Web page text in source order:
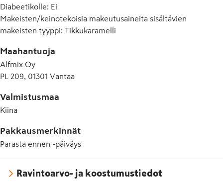
Diabeetikolle: Ei
Makeisten/keinotekoisia makeutusaineita sisältävien
makeisten tyyppi: Tikkukaramelli
Maahantuoja
Alfmix Oy
PL 209, 01301 Vantaa
Valmistusmaa
Kiina
Pakkausmerkinnät
Parasta ennen -päiväys
Ravintoarvo- ja koostumustiedot